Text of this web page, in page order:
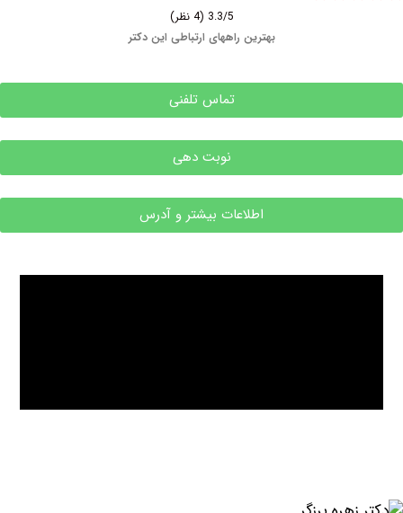
بهترین راههای ارتباطی این دکتر
تماس تلفنی
نوبت دهی
اطلاعات بیشتر و آدرس